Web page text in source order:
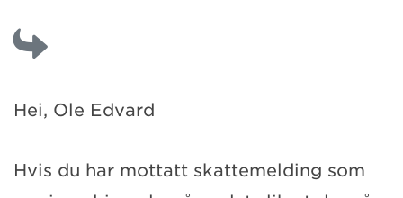
Hei, Ole Edvard
Hvis du har mottatt skattemelding som